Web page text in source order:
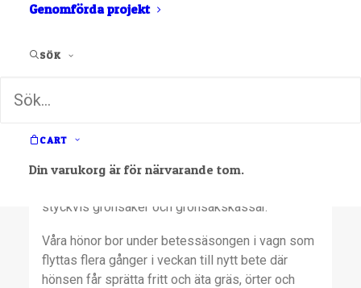
Genomförda projekt
SÖK
CART
Din varukorg är för närvarande tom.
Jämtens Trädgård producerar grönsaker och
marknaden i Flens-området.
bekämpningsmedel eller konstgödsel och på ett
jorden, vilket ger godare och nyttigare grönsaker.
Under säsong erbjuder vi prenumeration på
styckvis grönsaker och grönsakskassar.
Våra hönor bor under betessäsongen i vagn som
flyttas flera gånger i veckan till nytt bete där
hönsen får sprätta fritt och äta gräs, örter och